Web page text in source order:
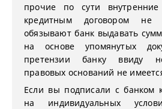
прочие по сути
кредитным договором
обязывают банк выдавать
на основе упомянутых
претензии банку ввиду
правовых оснований не
Если вы подписали с банком
на индивидуальных